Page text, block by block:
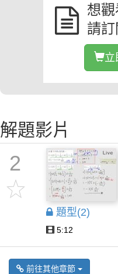
想
請訂
立
解題影片
2
題型(2)
5:12
前往其他章節